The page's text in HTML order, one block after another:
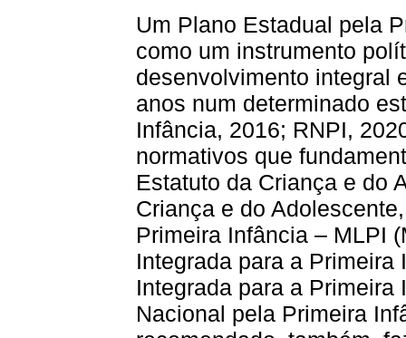
Um Plano Estadual pela
como um instrumento
desenvolvimento integral
anos num determinado
Infância, 2016; RNPI,
normativos que
Estatuto da Criança e do
Criança e do
Primeira Infância – MLPI
Integrada para a
Integrada para a
Nacional pela Primeira